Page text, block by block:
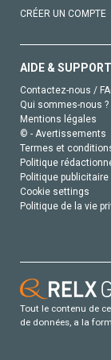
CRÉER UN COMPTE
AIDE & SUPPORT
Contactez-nous /
Qui sommes-nous ?
Mentions légales
© - Avertissements
Termes et
Politique
Politique publicitaire
Cookie settings
Politique de la vie
Tout le contenu de
de données, a la